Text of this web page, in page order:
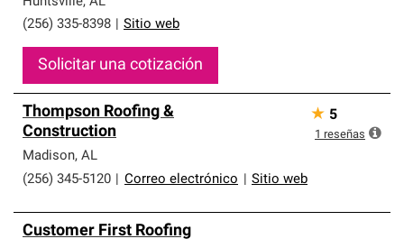
(256) 335-8398
Sitio web
Solicitar una cotización
Thompson Roofing &
Construction
Madison, AL
(256) 345-5120
Correo electrónico Sitio web
★ 5
1 reseñas
Customer First Roofing